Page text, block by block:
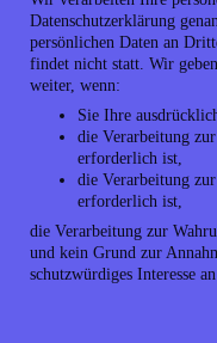
Datenschutzerklärung
persönlichen Daten an
findet nicht statt. Wir
weiter, wenn:
Sie Ihre
die Verarbeitung
erforderlich ist,
die Verarbeitung
erforderlich ist,
die Verarbeitung zur
und kein Grund zur
schutzwürdiges Interesse